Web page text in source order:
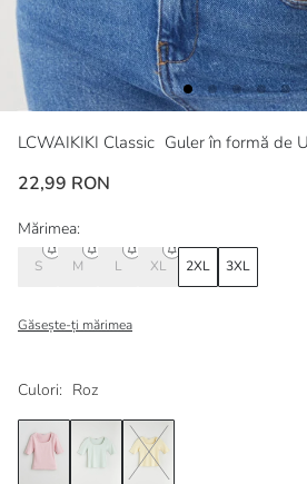
LCWAIKIKI Classic Guler în formă de
22,99 RON
Culori: Roz
Mărimea:
S M L XL 2XL 3XL
Găsește-ți mărimea